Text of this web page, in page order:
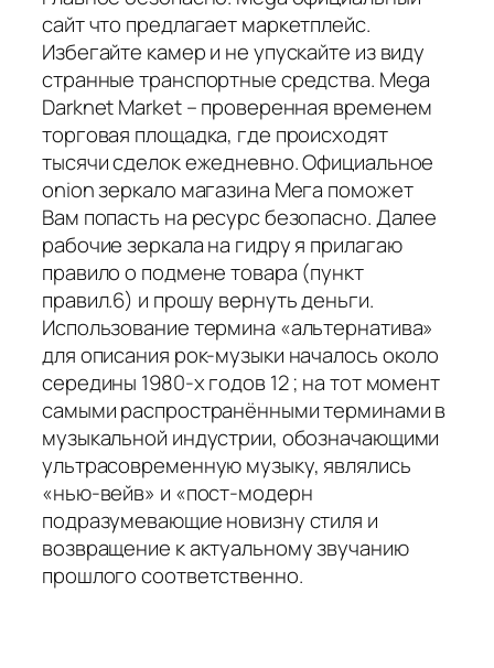
сайт что предлагает маркетплейс.
Избегайте камер и не упускайте из виду
странные транспортные средства. Mega
Darknet Market – проверенная временем
торговая площадка, где происходят
тысячи сделок ежедневно. Официальное
onion зеркало магазина Мега поможет
Вам попасть на ресурс безопасно. Далее
рабочие зеркала на гидру я прилагаю
правило о подмене товара (пункт
правил.6) и прошу вернуть деньги.
Использование термина «альтернатива»
для описания рок-музыки началось около
середины 1980-х годов 12 ; на тот момент
самыми распространёнными терминами в
музыкальной индустрии, обозначающими
ультрасовременную музыку, являлись
«нью-вейв» и «пост-модерн
подразумевающие новизну стиля и
возвращение к актуальному звучанию
прошлого соответственно.